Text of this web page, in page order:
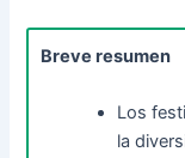
Breve resumen
Los
la